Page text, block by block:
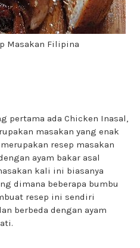
Masakan Filipina
pertama ada Chicken Inasal,
masakan yang enak
resep masakan
ayam bakar asal
kali ini biasanya
dimana beberapa bumbu
resep ini sendiri
berbeda dengan ayam